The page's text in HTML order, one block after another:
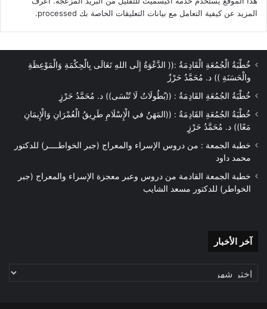
المزيد عن كيفية التعامل مع بيانات التعليقات الخاصة بك processed
.
خُطْبَةُ الْجُمُعَةِ الْقَادِمَةُ :(( الدَّعْوَةُ إِلَى اللهِ تَعَالَى بِالْحِكْمَةِ وَالْمَوْعِظَةِ
والْحَسَنَةِ )) د. مُحَمَّدُ حَرْزٌ
خُطْبَةُ الجُمُعَةِ القَادِمَةُ : ((بُطُولَاتٌ لَا تُنْسَى)) د. مُحَمَّدُ حَرْزٍ
خُطْبَةُ الجُمُعَةِ القَادِمَةُ : ((المَهَنُ في الْإِسْلَامِ طَرِيقُ الْعُمْرَانِ وَالْإِيمَانِ
مَعًا)) د. مُحَمَّدُ حَرْزٍ
خطبة الجمعة : من دروس الإسراء والمعراج (جبر الخواطــــر) للدكتور
محمد داود
خطبة الجمعة القادمة من دروس وعبر معجزة الإسراء والمعراج (جبر
الخواطر) للدكتور مسعد الشايب
آخر الأخبار